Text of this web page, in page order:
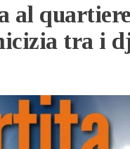
al quartiere
tra i